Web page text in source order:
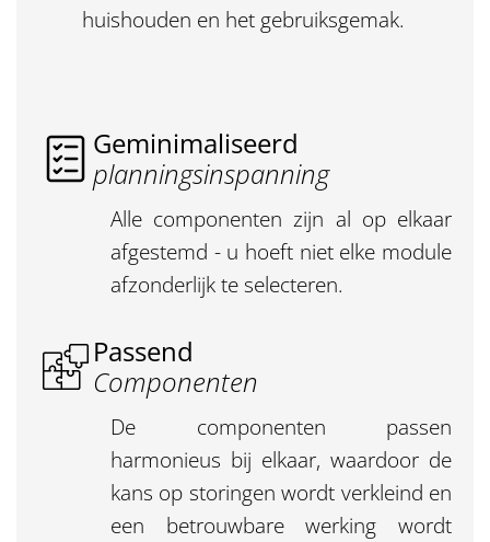
huishouden en het gebruiksgemak.
Geminimaliseerd
planningsinspanning
Alle componenten zijn al op elkaar
afgestemd - u hoeft niet elke module
afzonderlijk te selecteren.
Passend
Componenten
De componenten passen
harmonieus bij elkaar, waardoor de
kans op storingen wordt verkleind en
een betrouwbare werking wordt